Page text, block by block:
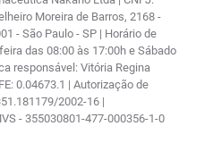
Moreira de Barros, 2168 -
- São Paulo - SP | Horário de
das 08:00 às 17:00h e Sábado
responsável: Vitória Regina
0.04673.1 | Autorização de
2002-16 |
- 355030801-477-000356-1-0